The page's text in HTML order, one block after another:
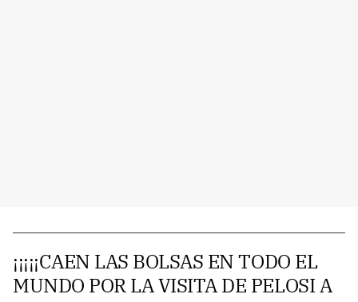
¡¡¡¡¡CAEN LAS BOLSAS EN TODO EL
MUNDO POR LA VISITA DE PELOSI A